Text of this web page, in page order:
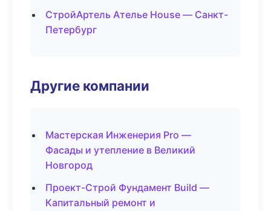
СтройАртель Ателье House — Санкт-
Петербург
Другие компании
Мастерская Инженерия Pro —
Фасады и утепление в Великий
Новгород
Проект-Строй Фундамент Build —
Капитальный ремонт и